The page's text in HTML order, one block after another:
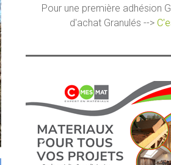
Pour une première adhésion
d'achat Granulés -->